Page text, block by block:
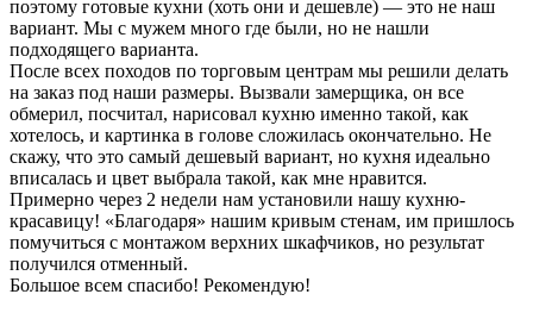
поэтому готовые кухни (хоть они и дешевле) — это не наш
вариант. Мы с мужем много где были, но не нашли
подходящего варианта.
После всех походов по торговым центрам мы решили делать
на заказ под наши размеры. Вызвали замерщика, он все
обмерил, посчитал, нарисовал кухню именно такой, как
хотелось, и картинка в голове сложилась окончательно. Не
скажу, что это самый дешевый вариант, но кухня идеально
вписалась и цвет выбрала такой, как мне нравится.
Примерно через 2 недели нам установили нашу кухню-
красавицу! «Благодаря» нашим кривым стенам, им пришлось
помучиться с монтажом верхних шкафчиков, но результат
получился отменный.
Большое всем спасибо! Рекомендую!